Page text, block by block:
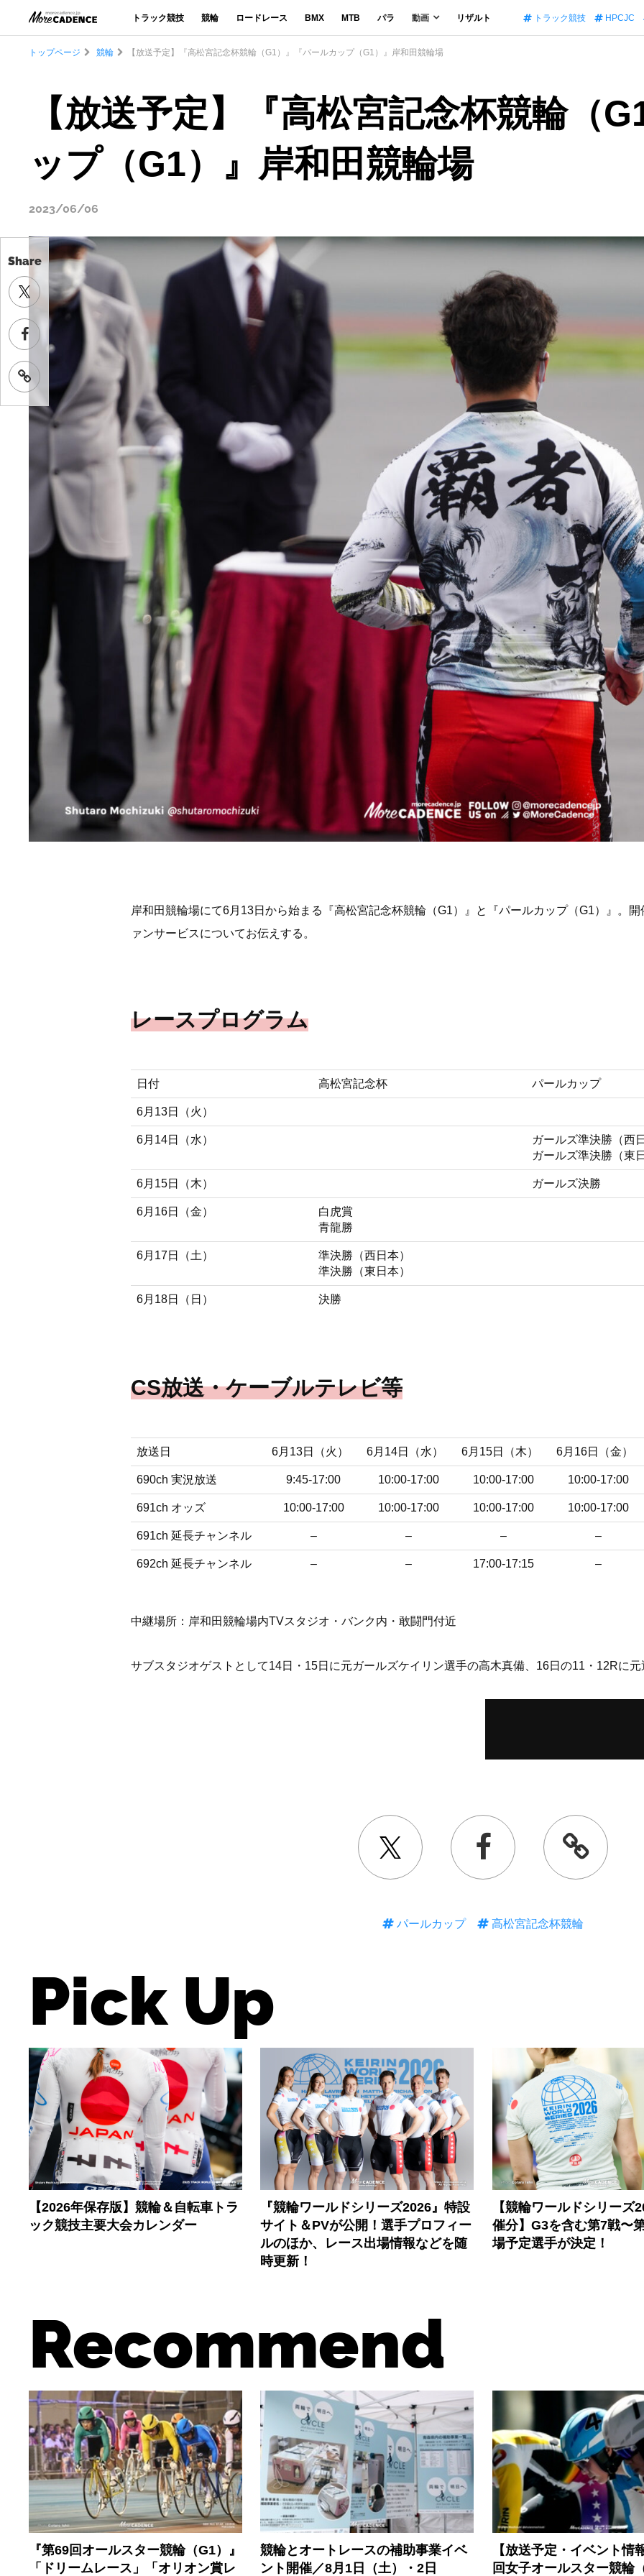
トラック競技 競輪 ロードレース BMX MTB パラ 動画 リザルト トラック競技 HPCJC
Share
トップページ 競輪 【放送予定】『高松宮記念杯競輪（G1）』『パールカップ（G1）』岸和田競輪場
【放送予定】『高松宮記念杯競輪（
ップ（G1）』岸和田競輪場
2023/06/06
岸和田競輪場にて6月13日から始まる『高松宮記念杯競輪（G1）』と『パールカップ（G1）』。
ァンサービスについてお伝えする。
レースプログラム
日付 高松宮記念杯 パールカップ
6月13日（火）
6月14日（水）
ガールズ準決勝（西
ガールズ準決勝（東
6月15日（木） ガールズ決勝
6月16日（金）
白虎賞
青龍勝
6月17日（土）
準決勝（西日本）
準決勝（東日本）
6月18日（日） 決勝
CS放送・ケーブルテレビ等
放送日 6月13日（火） 6月14日（水） 6月15日（木） 6月16日（金）
690ch 実況放送 9:45-17:00 10:00-17:00 10:00-17:00 10:00-17:00
691ch オッズ 10:00-17:00 10:00-17:00 10:00-17:00 10:00-17:00
691ch 延長チャンネル – – – –
692ch 延長チャンネル – – 17:00-17:15 –
中継場所：岸和田競輪場内TVスタジオ・バンク内・敢闘門付近
サブスタジオゲストとして14日・15日に元ガールズケイリン選手の高木真備、16日の11・12Rに元
パールカップ 高松宮記念杯競輪
Pick Up
【2026年保存版】競輪＆自転車トラ
ック競技主要大会カレンダー
『競輪ワールドシリーズ2026』特設
サイト＆PVが公開！選手プロフィー
ルのほか、レース出場情報などを随
時更新！
【競輪ワールドシリーズ
催分】G3を含む第7戦〜
場予定選手が決定！
Recommend
『第69回オールスター競輪（G1）』
「ドリームレース」「オリオン賞レ
競輪とオートレースの補助事業イベ
ント開催／8月1日（土）・2日
【放送予定・イベント情
回女子オールスター競輪